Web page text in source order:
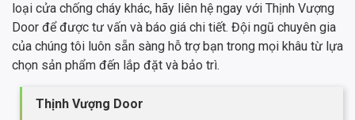
loại cửa chống cháy khác, hãy liên hệ ngay với Thịnh Vượng
Door để được tư vấn và báo giá chi tiết. Đội ngũ chuyên gia
của chúng tôi luôn sẵn sàng hỗ trợ bạn trong mọi khâu từ lựa
chọn sản phẩm đến lắp đặt và bảo trì.
Thịnh Vượng Door